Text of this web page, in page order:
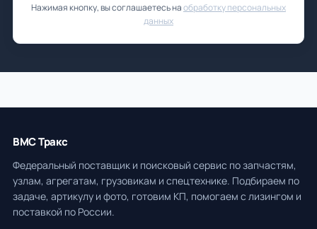
Нажимая кнопку, вы соглашаетесь наобработку персональных
данных
ВМС Тракс
Федеральный поставщик и поисковый сервис по запчастям,
узлам, агрегатам, грузовикам и спецтехнике. Подбираем по
задаче, артикулу и фото, готовим КП, помогаем с лизингом и
поставкой по России.